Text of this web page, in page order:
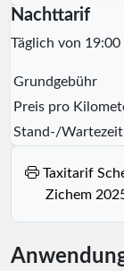
Nachttarif
Täglich von
Grundgebühr
Preis pro
Stand-/Wartezeit
Taxitarif Scherpenheuvel-
Zichem